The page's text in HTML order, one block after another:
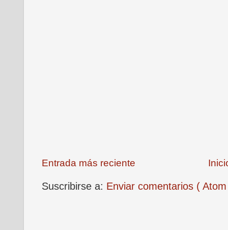
Entrada más reciente
Suscribirse a: Enviar comentarios (